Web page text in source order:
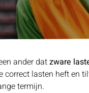
ander datzware
correct lasten heft en
termijn.